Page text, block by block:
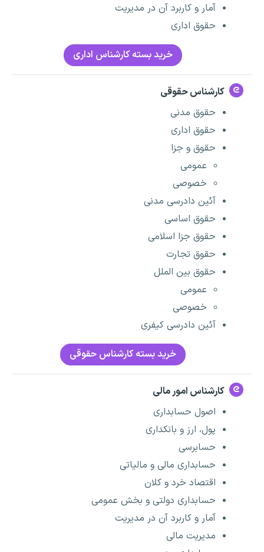
آمار و کاربرد آن در مدیریت
حقوق اداری
خرید بسته کارشناس اداری
کارشناس حقوقی
حقوق مدنی
حقوق اداری
حقوق و جزا
عمومی
خصوصی
آئین دادرسی مدنی
حقوق اساسی
حقوق جزا اسلامی
حقوق تجارت
حقوق بین الملل
عمومی
خصوصی
آئین دادرسی کیفری
خرید بسته کارشناس حقوقی
کارشناس امور مالی
اصول حسابداری
پول، ارز و بانکداری
حسابرسی
حسابداری مالی و مالیاتی
اقتصاد خرد و کلان
حسابداری دولتی و بخش عمومی
آمار و کاربرد آن در مدیریت
مدیریت مالی